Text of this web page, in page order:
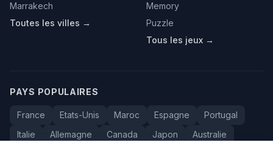
Marrakech
Toutes les villes →
Memory
Puzzle
Tous les jeux →
PAYS POPULAIRES
France Etats-Unis Maroc Espagne
Portugal
Italie
Allemagne Canada Japon
Australie